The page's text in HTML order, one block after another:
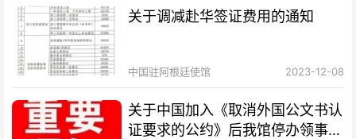
关于调减赴华签证费用的通知
中国驻阿根廷使馆 2023-12-08
关于中国加入《取消外国公文书认
证要求的公约》后我馆停办领事认